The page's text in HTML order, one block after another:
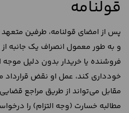
قولنامه
پس از امضای قولنامه، طرفین
و به طور معمول انصراف یک‌ جانبه
فروشنده یا خریدار بدون دلیل موجه
خودداری کند، عمل او نقض
مقابل می‌تواند از طریق مراجع
مطالبه خسارت (وجه التزام) را